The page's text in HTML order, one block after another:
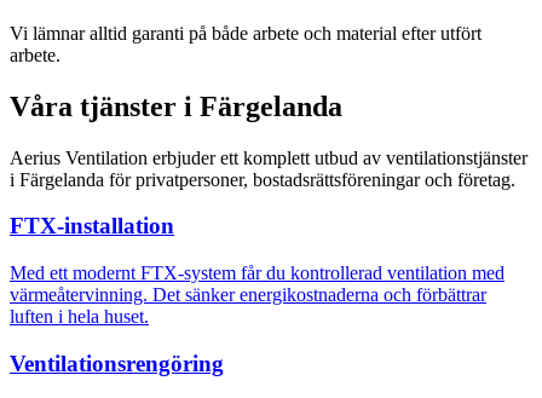
Vi lämnar alltid garanti på både arbete och material efter utfört
arbete.
Våra tjänster i Färgelanda
Aerius Ventilation erbjuder ett komplett utbud av ventilationstjänster
i Färgelanda för privatpersoner, bostadsrättsföreningar och företag.
FTX-installation
Med ett modernt FTX-system får du kontrollerad ventilation med
värmeåtervinning. Det sänker energikostnaderna och förbättrar
luften i hela huset.
Ventilationsrengöring